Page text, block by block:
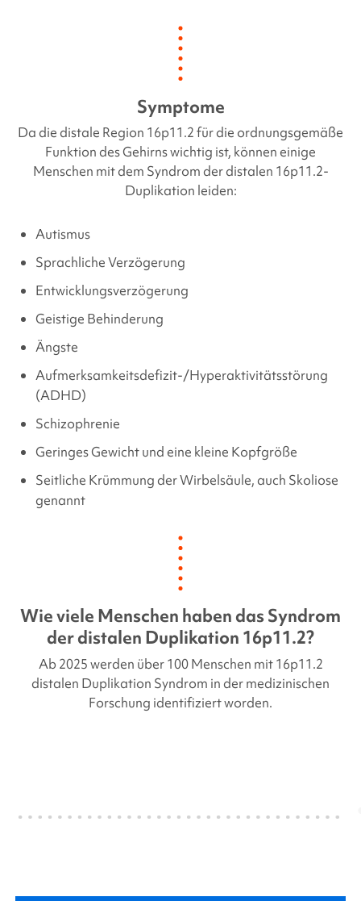
Symptome
Da die distale Region 16p11.2 für die ordnungsgemäße
Funktion des Gehirns wichtig ist, können einige
Menschen mit dem Syndrom der distalen 16p11.2-
Duplikation leiden:
Autismus
Sprachliche Verzögerung
Entwicklungsverzögerung
Geistige Behinderung
Ängste
Aufmerksamkeitsdefizit-/Hyperaktivitätsstörung
(ADHD)
Schizophrenie
Geringes Gewicht und eine kleine Kopfgröße
Seitliche Krümmung der Wirbelsäule, auch Skoliose
genannt
Wie viele Menschen haben das Syndrom
der distalen Duplikation 16p11.2?
Ab 2025 werden über 100 Menschen mit 16p11.2
distalen Duplikation Syndrom in der medizinischen
Forschung identifiziert worden.